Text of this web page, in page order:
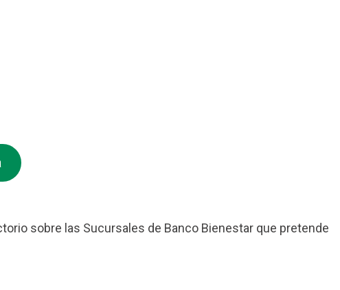
sobre las Sucursales de Banco Bienestar que pretende